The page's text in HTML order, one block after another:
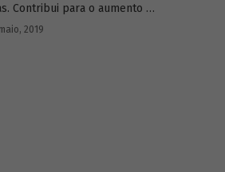
Contribui para o aumento da
geração de novos
2019